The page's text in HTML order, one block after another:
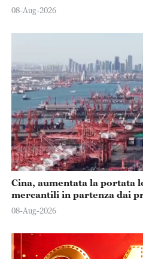
08-Aug-2026
Cina, aumentata la portata
mercantili in partenza dai
08-Aug-2026